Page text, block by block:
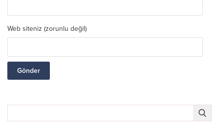
Web siteniz (zorunlu değil)